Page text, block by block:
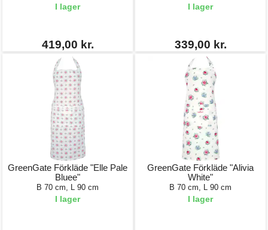
I lager
419,00 kr.
I lager
339,00 kr.
GreenGate Förkläde "Elle Pale
Bluee"
B 70 cm, L 90 cm
I lager
GreenGate Förkläde "Alivia
White"
B 70 cm, L 90 cm
I lager